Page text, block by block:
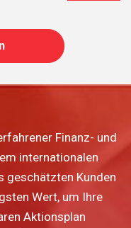
Finanz- und
internationalen
geschätzten Kunden
Wert, um Ihre
Aktionsplan